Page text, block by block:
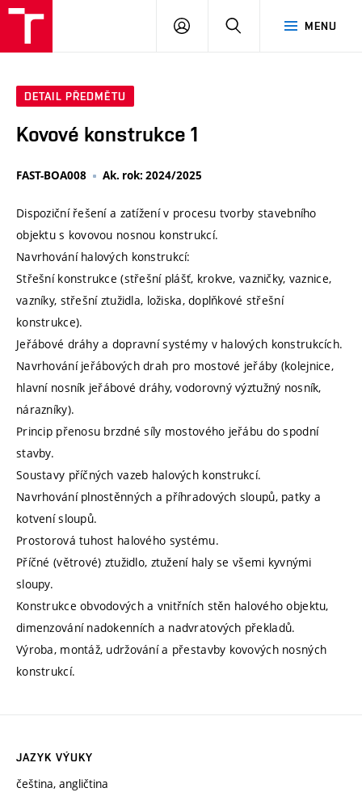
MENU
PŘIHLÁSIT
DETAIL PŘEDMĚTU
Kovové konstrukce 1
FAST-BOA008 Ak. rok: 2024/2025
Dispoziční řešení a zatížení v procesu tvorby stavebního
objektu s kovovou nosnou konstrukcí.
Navrhování halových konstrukcí:
Střešní konstrukce (střešní plášť, krokve, vazničky, vaznice,
vazníky, střešní ztužidla, ložiska, doplňkové střešní
konstrukce).
Jeřábové dráhy a dopravní systémy v halových konstrukcích.
Navrhování jeřábových drah pro mostové jeřáby (kolejnice,
hlavní nosník jeřábové dráhy, vodorovný výztužný nosník,
nárazníky).
Princip přenosu brzdné síly mostového jeřábu do spodní
stavby.
Soustavy příčných vazeb halových konstrukcí.
Navrhování plnostěnných a příhradových sloupů, patky a
kotvení sloupů.
Prostorová tuhost halového systému.
Příčné (větrové) ztužidlo, ztužení haly se všemi kyvnými
sloupy.
Konstrukce obvodových a vnitřních stěn halového objektu,
dimenzování nadokenních a nadvratových překladů.
Výroba, montáž, udržování a přestavby kovových nosných
konstrukcí.
JAZYK VÝUKY
čeština, angličtina